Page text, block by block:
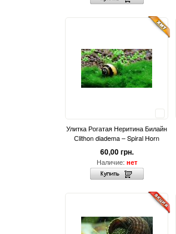
Улитка Рогатая Неритина Билайн
Сlithon diadema – Spiral Horn
60,00 грн.
Наличие: нет